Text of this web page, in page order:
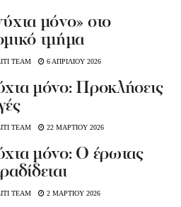
μόνο» στο
τμήμα
TEAM 6 ΑΠΡΙΛΙΟΥ 2026
μόνο: Προκλήσεις
TEAM 22 ΜΑΡΤΙΟΥ 2026
μόνο: Ο έρωτας
TEAM 2 ΜΑΡΤΙΟΥ 2026